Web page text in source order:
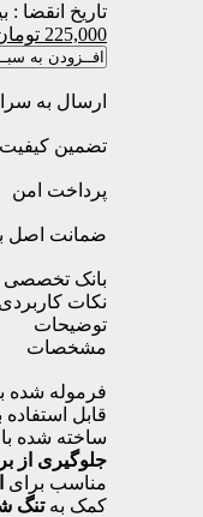
تاریخ انقضا :
225,000
افــزودن به
ارسال به
تضمین کیفیت
پرداخت امن
ضمانت اصل
بانک تخصصی
نکات کاربردی
توضیحات
مشخصات
فرموله شده
قابل استفاده
ساخته شده
جلوگیری از
مناسب برای
کمک بهتنگ